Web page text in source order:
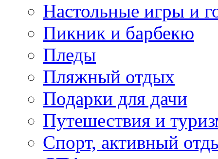
Настольные игры и
Пикник и барбекю
Пледы
Пляжный отдых
Подарки для дачи
Путешествия и
Спорт, активный